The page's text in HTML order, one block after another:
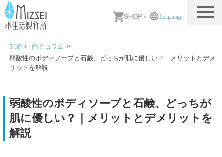
» Language
TOP
商品コラム
弱酸性のボディソープと石鹸、どっちが肌に優しい？｜メリットとデメ
リットを解説
弱酸性のボディソープと石鹸、どっちが
肌に優しい？｜メリットとデメリットを
解説